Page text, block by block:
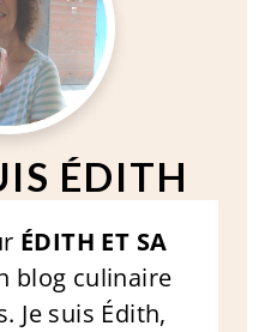
ÉDITH
ÉDITH ET SA
blog culinaire
Je suis Édith,